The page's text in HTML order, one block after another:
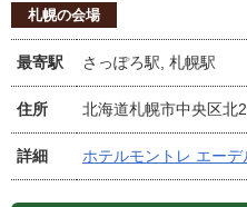
札幌の会場
最寄駅 さっぽろ駅, 札幌駅
住所 北海道札幌市中央区北
詳細 ホテルモントレ エー